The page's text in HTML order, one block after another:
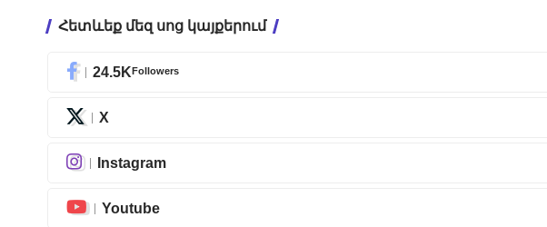
Հետևեք մեզ սոց կայքերում
24.5KFollowers
X
Instagram
Youtube